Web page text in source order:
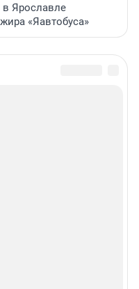
в Ярославле
«Яавтобуса»